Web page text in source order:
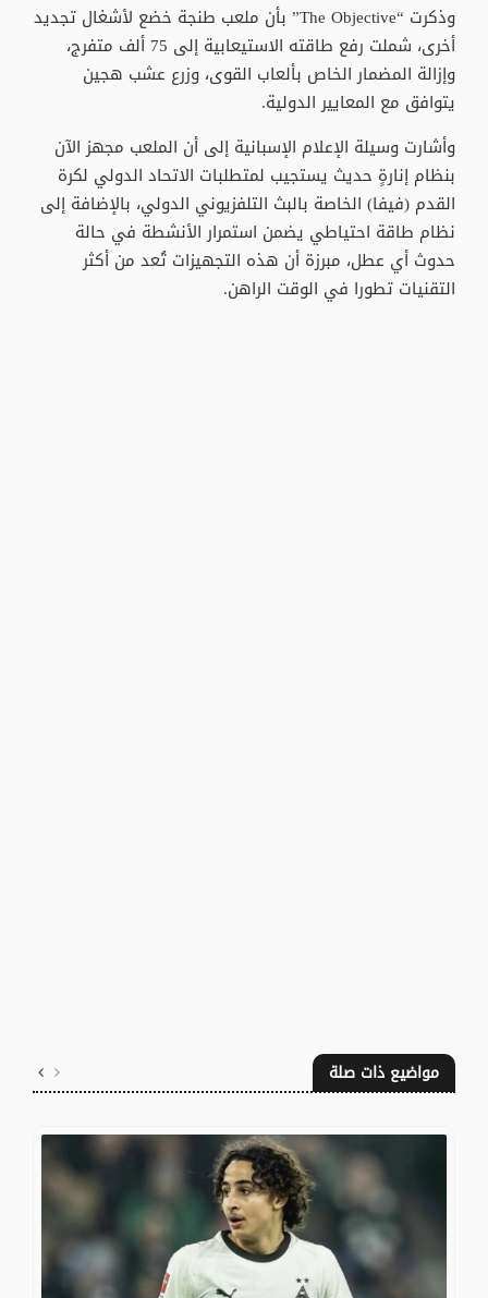
وذكرت “The Objective” بأن ملعب طنجة خضع لأشغال تجديد
أخرى، شملت رفع طاقته الاستيعابية إلى 75 ألف متفرج،
وإزالة المضمار الخاص بألعاب القوى، وزرع عشب هجين
يتوافق مع المعايير الدولية.
وأشارت وسيلة الإعلام الإسبانية إلى أن الملعب مجهز الآن
بنظام إنارةٍ حديث يستجيب لمتطلبات الاتحاد الدولي لكرة
القدم (فيفا) الخاصة بالبث التلفزيوني الدولي، بالإضافة إلى
نظام طاقة احتياطي يضمن استمرار الأنشطة في حالة
حدوث أي عطل، مبرزة أن هذه التجهيزات تُعد من أكثر
التقنيات تطورا في الوقت الراهن.
مواضيع ذات صلة